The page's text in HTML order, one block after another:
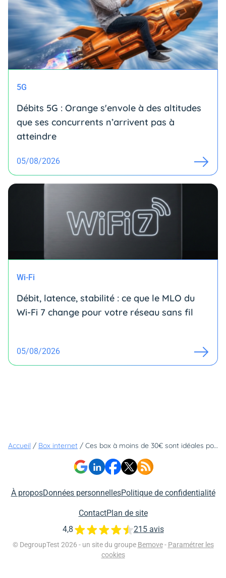
5G
Débits 5G : Orange s'envole à des altitudes
que ses concurrents n’arrivent pas à
atteindre
05/08/2026
Wi-Fi
Débit, latence, stabilité : ce que le MLO du
Wi-Fi 7 change pour votre réseau sans fil
05/08/2026
Accueil / Box internet / Ces box à moins de 30€ sont idéales pour visionner du streaming en 4K
À proposDonnées personnellesPolitique de confidentialité
ContactPlan de site
© DegroupTest 2026 - un site du groupe Bemove - Paramétrer les
cookies
4,8 215 avis